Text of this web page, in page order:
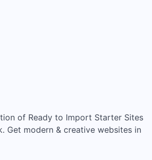
of Ready to Import Starter Sites
Get modern & creative websites in